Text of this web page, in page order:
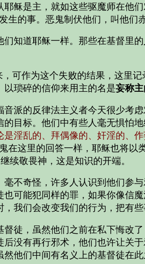
稣是主，就如这些驱魔师在他
生的事。恶鬼制伏他们，叫他
知道耶稣一样。那些在基督里
可作为这个失败的结果，这里记
琐碎的信仰来用主的名是妄称主
音派的反律法主义者今天很少考
目标。他们中有些人毫无惧怕
淫乱的、拜偶像的、奸淫的、
在这里的回答一样，耶稣也将以
续敬畏神，这是知识的开端。
不奇怪，许多人认识到他们参
可能犯同样的罪，如果你像信
我们会改变我们的行为，把有
徒，虽然他们之前在私下悔改
没有再行邪术，他们也许让关
他们中间有名义上的基督徒在